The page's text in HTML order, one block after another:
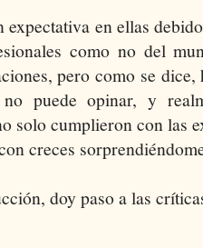
expectativa en ellas
como no del
pero como se
puede opinar, y
solo cumplieron con las
creces
doy paso a las